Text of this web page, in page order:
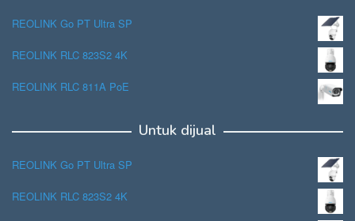
REOLINK Go PT Ultra SP
REOLINK RLC 823S2 4K
REOLINK RLC 811A PoE
Untuk dijual
REOLINK Go PT Ultra SP
REOLINK RLC 823S2 4K